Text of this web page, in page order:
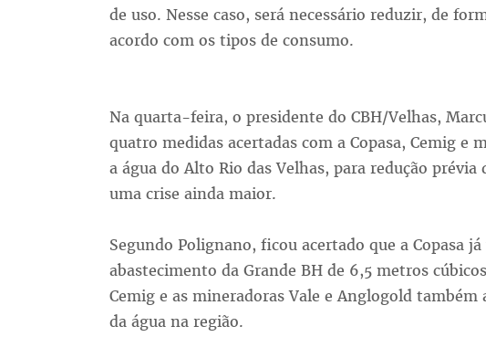
de uso. Nesse caso, será necessário reduzir, de
acordo com os tipos de consumo.
Na quarta-feira, o presidente do CBH/Velhas,
quatro medidas acertadas com a Copasa, Cemig e
a água do Alto Rio das Velhas, para redução
uma crise ainda maior.
Segundo Polignano, ficou acertado que a Copasa
abastecimento da Grande BH de 6,5 metros
Cemig e as mineradoras Vale e Anglogold
da água na região.